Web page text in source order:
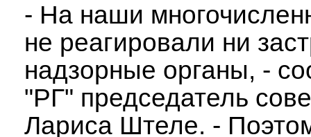
- На наши
не реагировали ни
надзорные органы, -
"РГ" председатель
Лариса Штеле. -